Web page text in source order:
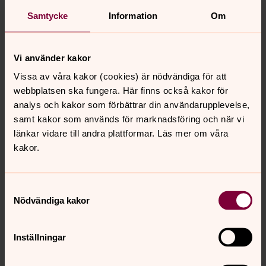
Samtycke Information Om
Vi använder kakor
Vissa av våra kakor (cookies) är nödvändiga för att
webbplatsen ska fungera. Här finns också kakor för
analys och kakor som förbättrar din användarupplevelse,
samt kakor som används för marknadsföring och när vi
länkar vidare till andra plattformar. Läs mer om våra
kakor.
Nödvändiga kakor
Inställningar
Ideella uppdrag
och ambition. Har du tankar eller frågor kring att vara
Förtroendevalda
Svenska kyrkan är en öppen folkkyrka som styrs av
folkvalda kyrkopolitiker tillsammans med biskopar,
präster och diakoner.
Lerums församling vill vara en plats där Guds källor